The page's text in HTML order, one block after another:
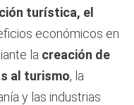
turística, el
económicos en
la creación de
al turismo, la
y las industrias